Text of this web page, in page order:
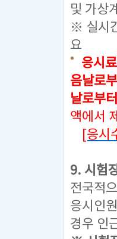
및 가상
※ 실시
요
응시
음날로
날로부
액에서
[응시
9. 시험
전국적
응시인
경우 인